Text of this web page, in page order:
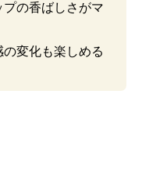
の香ばしさがマ
変化も楽しめる